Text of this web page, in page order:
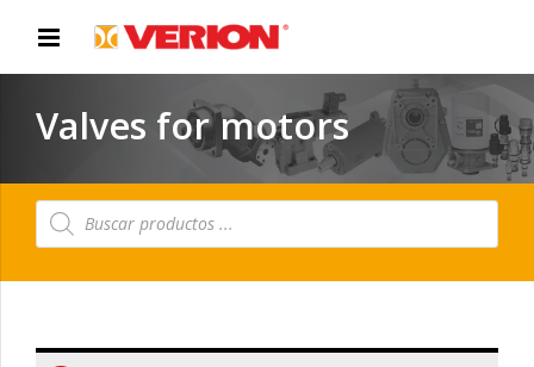
Valves for motors
Búsqueda
de